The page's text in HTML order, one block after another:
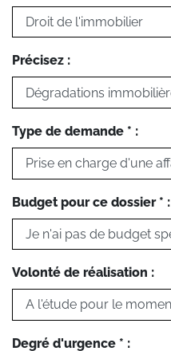
Précisez :
Type de demande * :
Budget pour ce dossier * :
Volonté de réalisation :
Degré d'urgence * :